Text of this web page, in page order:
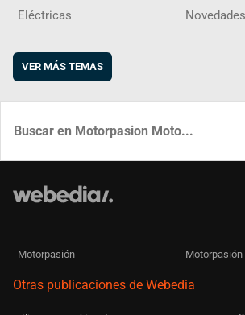
Eléctricas
VER MÁS TEMAS
Motorpasión Motorpasión
Otras publicaciones de Webedia